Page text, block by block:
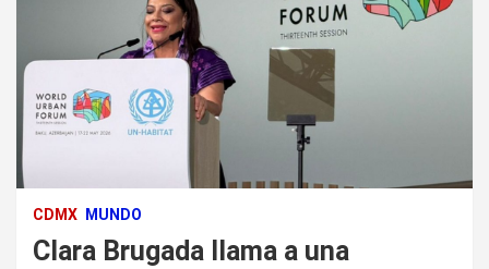
CDMX MUNDO
Clara Brugada llama a una